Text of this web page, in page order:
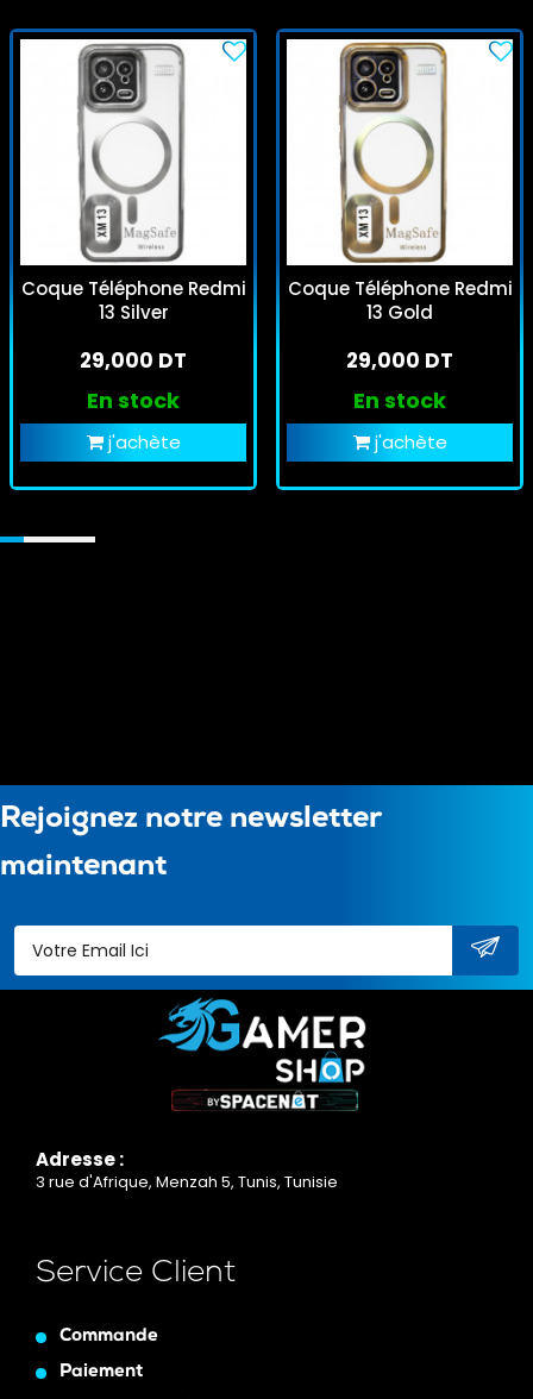
Coque Téléphone Redmi
13 Silver
29,000 DT
En stock
j'achète
Coque Téléphone Redmi
13 Gold
29,000 DT
En stock
j'achète
Rejoignez notre newsletter
maintenant
Adresse :
3 rue d'Afrique, Menzah 5, Tunis, Tunisie
Service Client
Commande
Paiement